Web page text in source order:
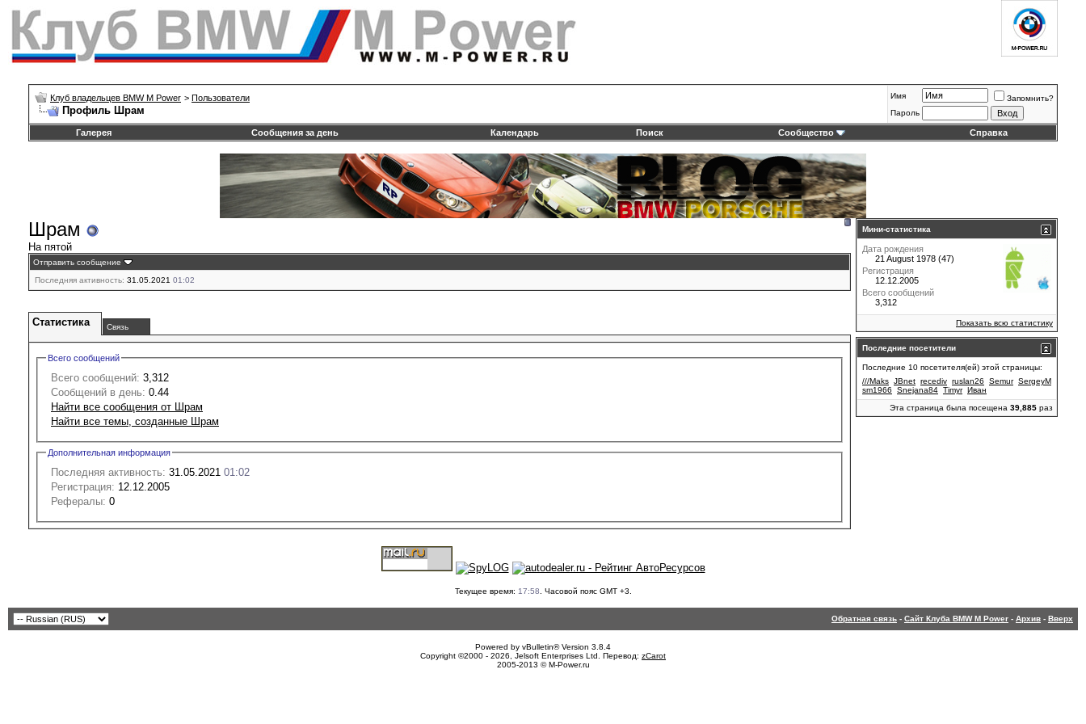
Клуб владельцев BMW M Power > Пользователи
Профиль Шрам
Имя
Запомнить?
Пароль
Галерея Сообщения за день Календарь Поиск Сообщество Справка
Шрам
На пятой
Отправить сообщение
Последняя активность: 31.05.2021 01:02
Статистика Связь
Всего сообщений
Всего сообщений: 3,312
Сообщений в день: 0.44
Найти все сообщения от Шрам
Найти все темы, созданные Шрам
Дополнительная информация
Последняя активность: 31.05.2021 01:02
Регистрация: 12.12.2005
Рефералы: 0
Мини-статистика
Дата рождения
21 August 1978 (47)
Регистрация
12.12.2005
Всего сообщений
3,312
Показать всю статистику
Последние посетители
Последние 10 посетителя(ей) этой страницы:
///Maks JBnet recediv ruslan26 Semur SergeyM
sm1966
Snejana84 Timyr Иван
Эта страница была посещена 39,885 раз
Текущее время: 17:58 . Часовой пояс GMT +3.
Обратная связь - Сайт Клуба BMW M Power - Архив - Вверх
Powered by vBulletin® Version 3.8.4
Copyright ©2000 - 2026, Jelsoft Enterprises Ltd. Перевод: zCarot
2005-2013 © M-Power.ru